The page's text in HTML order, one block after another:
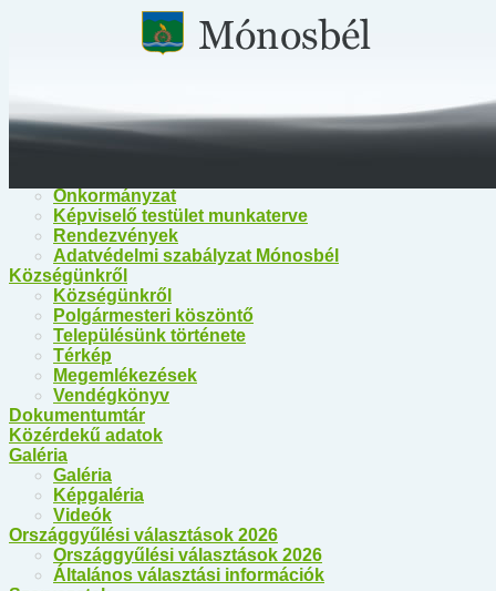
Közérdekű információk
Polgármesteri Hivatal Mónosbél
Közös Hivatal Bélapátfalva
Önkormányzat
Képviselő testület munkaterve
Rendezvények
Adatvédelmi szabályzat Mónosbél
Községünkről
Községünkről
Polgármesteri köszöntő
Településünk története
Térkép
Megemlékezések
Vendégkönyv
Dokumentumtár
Közérdekű adatok
Galéria
Galéria
Képgaléria
Videók
Országgyűlési választások 2026
Országgyűlési választások 2026
Általános választási információk